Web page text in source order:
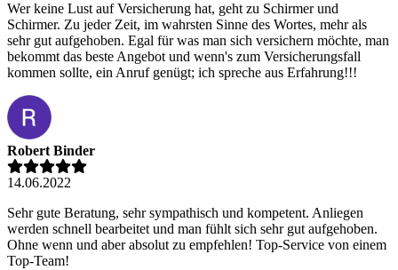
Wer keine Lust auf Versicherung hat, geht zu Schirmer und
Schirmer. Zu jeder Zeit, im wahrsten Sinne des Wortes, mehr als
sehr gut aufgehoben. Egal für was man sich versichern möchte, man
bekommt das beste Angebot und wenn's zum Versicherungsfall
kommen sollte, ein Anruf genügt; ich spreche aus Erfahrung!!!
Robert Binder
14.06.2022
Sehr gute Beratung, sehr sympathisch und kompetent. Anliegen
werden schnell bearbeitet und man fühlt sich sehr gut aufgehoben.
Ohne wenn und aber absolut zu empfehlen! Top-Service von einem
Top-Team!